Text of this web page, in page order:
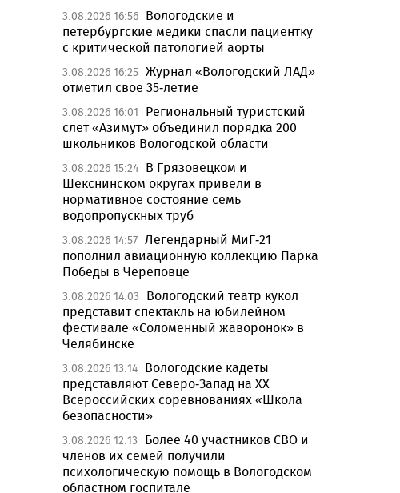
3.08.2026 16:56 Вологодские и
петербургские медики спасли пациентку
с критической патологией аорты
3.08.2026 16:25 Журнал «Вологодский ЛАД»
отметил свое 35-летие
3.08.2026 16:01
Региональный туристский
слет «Азимут» объединил порядка 200
школьников Вологодской области
3.08.2026 15:24 В Грязовецком и
Шекснинском округах привели в
нормативное состояние семь
водопропускных труб
3.08.2026 14:57 Легендарный МиГ-21
пополнил авиационную коллекцию Парка
Победы в Череповце
3.08.2026 14:03
Вологодский театр кукол
представит спектакль на юбилейном
фестивале «Соломенный жаворонок» в
Челябинске
3.08.2026 13:14 Вологодские кадеты
представляют Северо-Запад на XX
Всероссийских соревнованиях «Школа
безопасности»
3.08.2026 12:13
Более 40 участников СВО и
членов их семей получили
психологическую помощь в Вологодском
областном госпитале